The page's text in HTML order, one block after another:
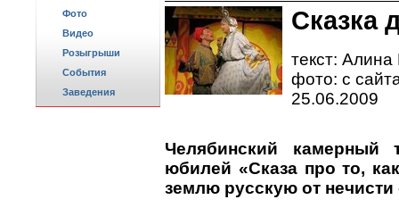
Фото
Видео
Розыгрыши
События
Заведения
Сказка
текст:
фото: с
25.06.2009
Челябинский камерный
юбилей «Сказа про то,
землю русскую от нечисти